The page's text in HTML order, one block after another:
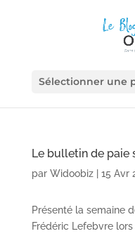
Sélectionner une
Le bulletin de paie
par Widoobiz| 15 Avr
Présenté la semaine
Frédéric Lefebvre